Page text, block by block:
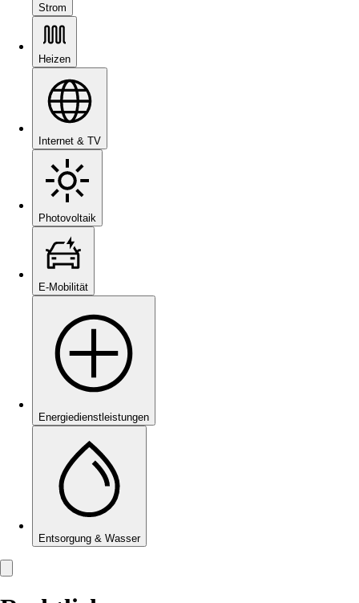
Strom
Heizen
Internet & TV
Photovoltaik
E-Mobilität
Energie­dienstleistungen
Entsorgung & Wasser